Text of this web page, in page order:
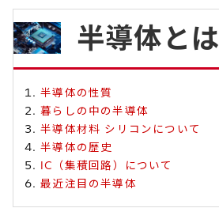
半導体とは
半導体の性質
暮らしの中の半導体
半導体材料 シリコンについて
半導体の歴史
IC（集積回路）について
最近注目の半導体